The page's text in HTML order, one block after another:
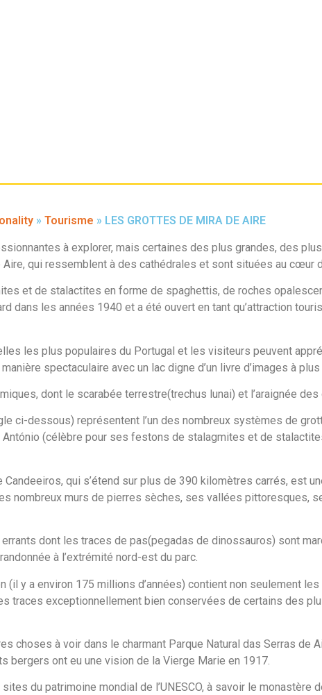
» Tourisme » LES GROTTES DE MIRA DE AIRE
à explorer, mais certaines des plus grandes, des
qui ressemblent à des cathédrales et sont situées au cœur
et de stalactites en forme de spaghettis, de roches
dans les années 1940 et a été ouvert en tant qu’attraction
les plus populaires du Portugal et les visiteurs peuvent
spectaculaire avec un lac digne d’un livre d’images à
dont le scarabée terrestre(trechus lunai) et l’araignée
ci-dessous) représentent l’un des nombreux systèmes de
António (célèbre pour ses festons de stalagmites et de
qui s’étend sur plus de 390 kilomètres carrés, est
nombreux murs de pierres sèches, ses vallées pittoresques,
dont les traces de pas(pegadas de dinossauros) sont
à l’extrémité nord-est du parc.
(il y a environ 175 millions d’années) contient non seulement
traces exceptionnellement bien conservées de certains des
choses à voir dans le charmant Parque Natural das Serras de
bergers ont eu une vision de la Vierge Marie en 1917.
du patrimoine mondial de l’UNESCO, à savoir le monastère